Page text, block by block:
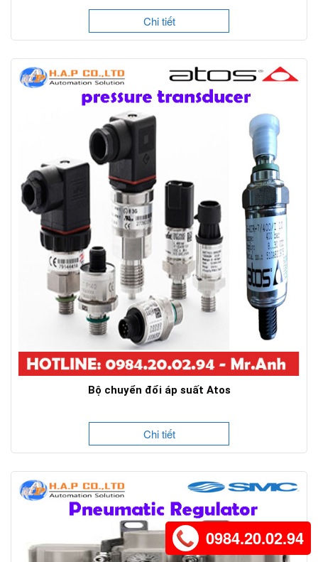
Chi tiết
Bộ chuyển đổi áp suất Atos
Chi tiết
0984.20.02.94